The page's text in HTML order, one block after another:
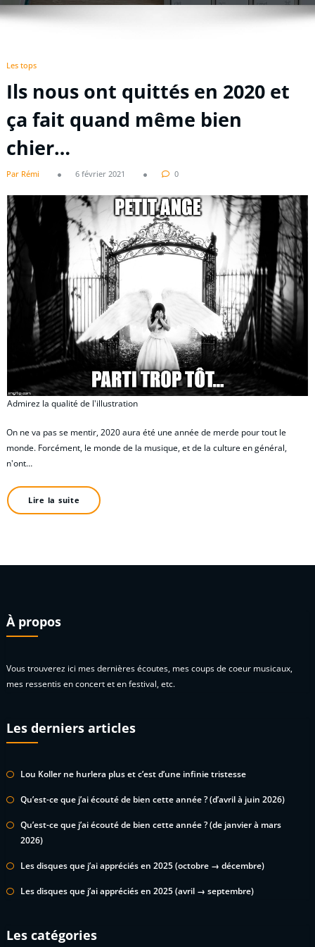
Les tops
Ils nous ont quittés en 2020 et
ça fait quand même bien
chier…
Par Rémi 6 février 2021 0
Admirez la qualité de l'illustration
On ne va pas se mentir, 2020 aura été une année de merde pour tout le
monde. Forcément, le monde de la musique, et de la culture en général,
n'ont…
Lire la suite
À propos
Vous trouverez ici mes dernières écoutes, mes coups de coeur musicaux,
mes ressentis en concert et en festival, etc.
Les derniers articles
Lou Koller ne hurlera plus et c’est d’une infinie tristesse
Qu’est-ce que j’ai écouté de bien cette année ? (d’avril à juin 2026)
Qu’est-ce que j’ai écouté de bien cette année ? (de janvier à mars
2026)
Les disques que j’ai appréciés en 2025 (octobre → décembre)
Les disques que j’ai appréciés en 2025 (avril → septembre)
Les catégories